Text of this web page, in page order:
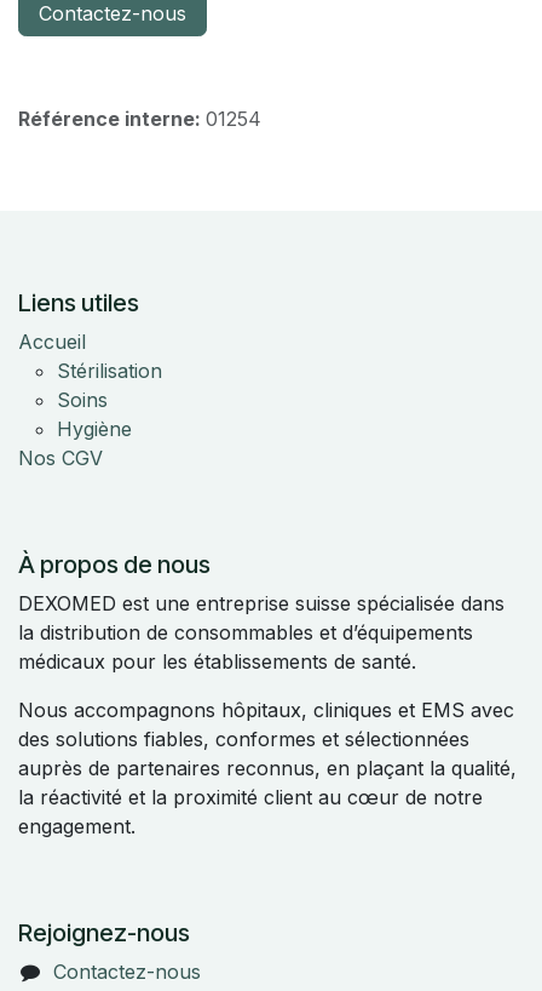
Contactez-nous
Référence interne: 01254
Liens utiles
Accueil
Stérilisation
Soins
Hygiène
Nos CGV
À propos de nous
DEXOMED est une entreprise suisse spécialisée dans
la distribution de consommables et d’équipements
médicaux pour les établissements de santé.
Nous accompagnons hôpitaux, cliniques et EMS avec
des solutions fiables, conformes et sélectionnées
auprès de partenaires reconnus, en plaçant la qualité,
la réactivité et la proximité client au cœur de notre
engagement.
Rejoignez-nous
Contactez-nous